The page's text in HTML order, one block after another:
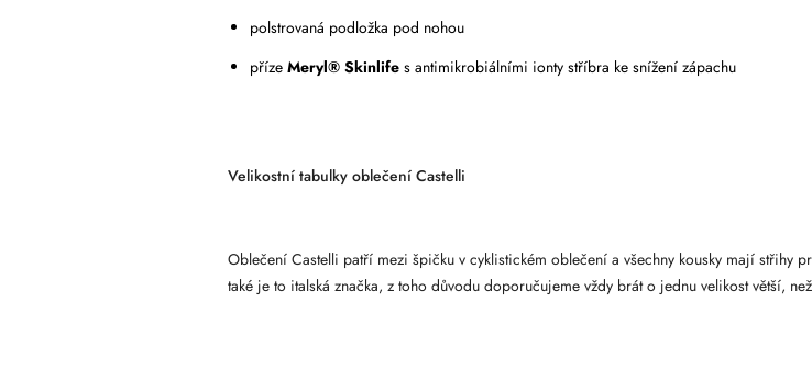
polstrovaná podložka pod nohou
příze Meryl® Skinlifes antimikrobiálními ionty stříbra ke snížení zápachu
Velikostní tabulky oblečení Castelli
Oblečení Castelli patří mezi špičku v cyklistickém oblečení a všechny kousky mají střihy
také je to italská značka, z toho důvodu doporučujeme vždy brát o jednu velikost větší,